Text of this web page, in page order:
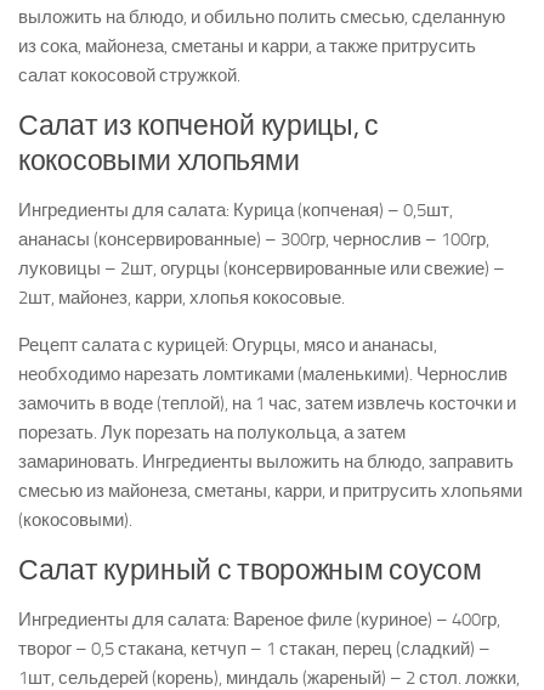
выложить на блюдо, и обильно полить смесью, сделанную
из сока, майонеза, сметаны и карри, а также притрусить
салат кокосовой стружкой.
Салат из копченой курицы, с
кокосовыми хлопьями
Ингредиенты для салата: Курица (копченая) – 0,5шт,
ананасы (консервированные) – 300гр, чернослив – 100гр,
луковицы – 2шт, огурцы (консервированные или свежие) –
2шт, майонез, карри, хлопья кокосовые.
Рецепт салата с курицей: Огурцы, мясо и ананасы,
необходимо нарезать ломтиками (маленькими). Чернослив
замочить в воде (теплой), на 1 час, затем извлечь косточки и
порезать. Лук порезать на полукольца, а затем
замариновать. Ингредиенты выложить на блюдо, заправить
смесью из майонеза, сметаны, карри, и притрусить хлопьями
(кокосовыми).
Салат куриный с творожным соусом
Ингредиенты для салата: Вареное филе (куриное) – 400гр,
творог – 0,5 стакана, кетчуп – 1 стакан, перец (сладкий) –
1шт, сельдерей (корень), миндаль (жареный) – 2 стол. ложки,